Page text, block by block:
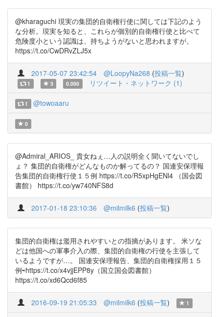
@kharaguchi 現実の集団的自衛権行使に関しては下記のよう
な分析。現実を知ると、これらが個別的自衛権行使と比べて
危険度小という認識は、持ちようがないと思われますが。
https://t.co/CwDRvZLJ5x
2017-05-07 23:42:54 @LoopyNa268 (投稿一覧)
1 3 0.000 リツイート・ネットワーク (1)
1 @towoaaru
0
@Admiral_ARIOS_ 貴女ねぇ…人の説明全く聞いてないでし
ょ？ 集団的自衛権がどんなものか解ってるの？ 国連安保理報
告集団的自衛権行使１５例 https://t.co/R5xpHgENl4 （国会図
書館） https://t.co/yw740NFS8d
2017-01-18 23:10:36 @milmilk6 (投稿一覧)
集団的自衛権は濫用されやすいとの指摘があります。 米ソな
どは他国への軍事介入の際、集団的自衛権の行使を主張して
いるようですが…。 国連安保理報告、集団的自衛権採用１５
例⇨https://t.co/x4vjjEPP8y（国立国会図書館）
https://t.co/xd6Qcd6f85
2016-09-19 21:05:33 @milmilk6 (投稿一覧) 1